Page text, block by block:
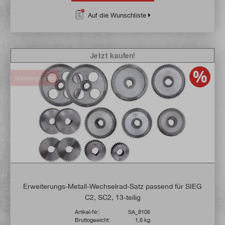
Auf die Wunschliste
Sonderposten
Erweiterungs-Metall-Wechselrad-Satz passend für SIEG
C2, SC2, 13-teilig
Artikel-Nr:
SA_8106
Bruttogewicht:
1,6 kg
Jetzt kaufen!